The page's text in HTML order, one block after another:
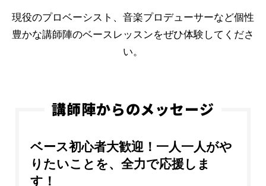
現役のプロベーシスト、音楽プロデューサーなど個性
豊かな講師陣のベースレッスンをぜひ体験してくださ
い。
講師陣からのメッセージ
ベース初心者大歓迎！一人一人がや
りたいことを、全力で応援しま
す！